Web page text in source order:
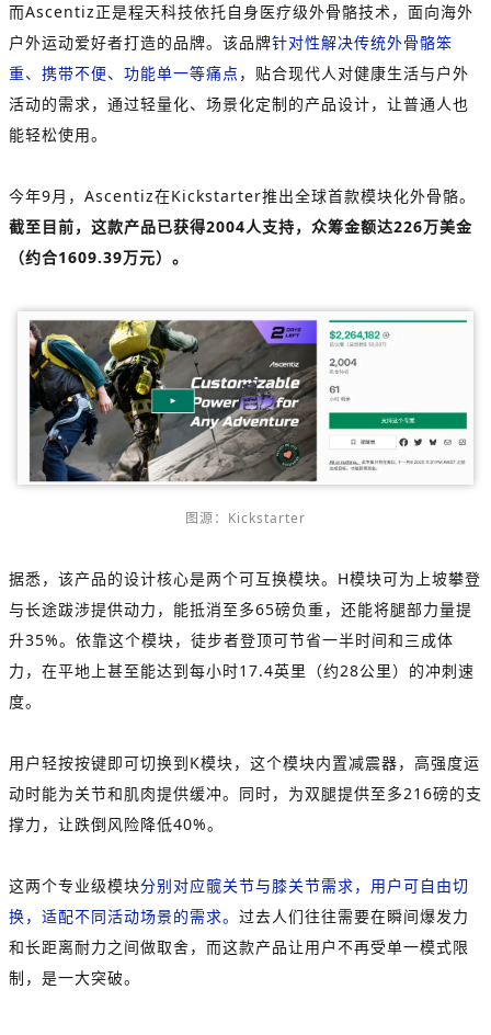
而Ascentiz正是程天科技依托自身医疗级外骨骼技术，面向海外
户外运动爱好者打造的品牌。该品牌针对性解决传统外骨骼笨
重、携带不便、功能单一等痛点 ，贴合现代人对健康生活与户外
活动的需求，通过轻量化、场景化定制的产品设计，让普通人也
能轻松使用。
今年9月，Ascentiz在Kickstarter推出全球首款模块化外骨骼。
截至目前，这款产品已获得2004人支持，众筹金额达226万美金
（约合1609.39万元）。
图源：Kickstarter
据悉，该产品的设计核心是两个可互换模块。H模块可为上坡攀登
与长途跋涉提供动力，能抵消至多65磅负重，还能将腿部力量提
升35%。依靠这个模块，徒步者登顶可节省一半时间和三成体
力，在平地上甚至能达到每小时17.4英里（约28公里）的冲刺速
度。
用户轻按按键即可切换到K模块，这个模块内置减震器，高强度运
动时能为关节和肌肉提供缓冲。同时，为双腿提供至多216磅的支
撑力，让跌倒风险降低40%。
这两个专业级模块分别对应髋关节与膝关节需求，用户可自由切
换，适配不同活动场景的需求。 过去人们往往需要在瞬间爆发力
和长距离耐力之间做取舍，而这款产品让用户不再受单一模式限
制，是一大突破。